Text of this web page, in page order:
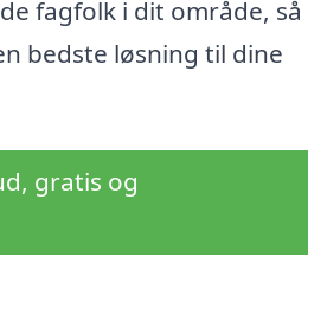
fagfolk i dit område, så
bedste løsning til dine
gratis og